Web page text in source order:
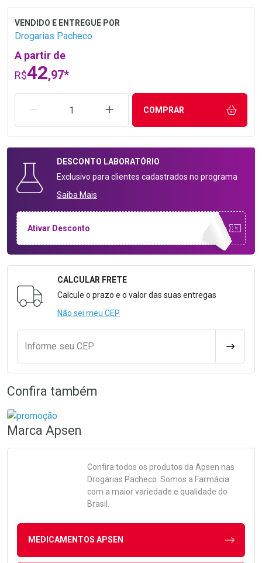
Drogarias Pacheco
A partir de
R$42,97*
REMOVER UMA UNIDADEAUMENTAR UMA UNIDADE
COMPRAR
DESCONTO LABORATÓRIO
Exclusivo para clientes cadastrados no programa
Saiba Mais
Ativar Desconto
Formulário para Calcular o Frete
CALCULAR FRETE
Calcule o prazo e o valor das suas entregas
Não sei meu CEP
Informe seu CEP
Confira também
Marca Apsen
Confira todos os produtos da Apsen nas
Drogarias Pacheco. Somos a Farmácia
com a maior variedade e qualidade do
Brasil.
MEDICAMENTOS APSEN